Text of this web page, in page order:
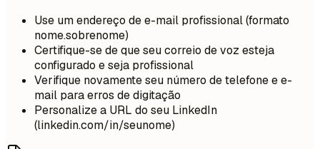
Use um endereço de e-mail profissional (formato
nome.sobrenome)
Certifique-se de que seu correio de voz esteja
configurado e seja profissional
Verifique novamente seu número de telefone e e-
mail para erros de digitação
Personalize a URL do seu LinkedIn
(linkedin.com/in/seunome)